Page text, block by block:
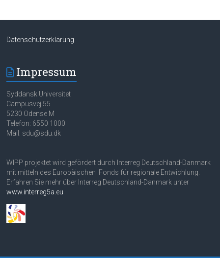
Datenschutzerklärung
Impressum
Syddansk Universitet
Campusvej 55
5230 Odense M
Telefon: 6550 1000
Mail: sdu@sdu.dk
WIPP projektet wird gefördert durch Interreg Deutschland-Danmark
mit mitteln des Europäischen Fonds für regionale Entwichlung.
Erfahren Sie mehr über Interreg Deutschland-Danmark unter
www.interreg5a.eu